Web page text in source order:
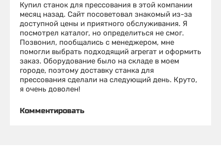
Купил станок для прессования в этой компании
месяц назад. Сайт посоветовал знакомый из-за
доступной цены и приятного обслуживания. Я
посмотрел каталог, но определиться не смог.
Позвонил, пообщались с менеджером, мне
помогли выбрать подходящий агрегат и оформить
заказ. Оборудование было на складе в моем
городе, поэтому доставку станка для
прессования сделали на следующий день. Круто,
я очень доволен!
Комментировать